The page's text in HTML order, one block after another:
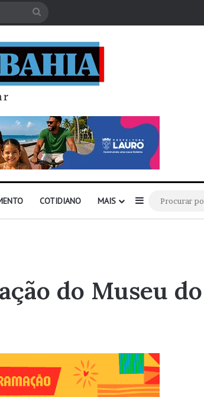
COTIDIANO MAIS Barra Lateral
do Museu do